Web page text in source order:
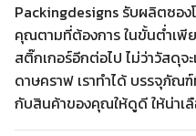
Packingdesigns รับผลิตซอ
คุณตามที่ต้องการ ในขั้นต่ำเพี
สติ๊กเกอร์อีกต่อไป ไม่ว่าวัสดุจ
ดาษคราฟ เราทำได้ บรรจุภั
กับสินค้าของคุณให้ดูดี ให้น่าเ